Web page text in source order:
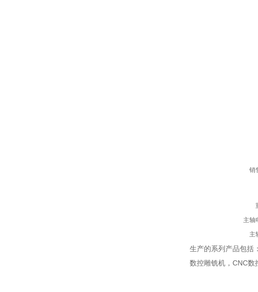
销
主轴
主
生产的系列产品包括
数控雕铣机，CNC数